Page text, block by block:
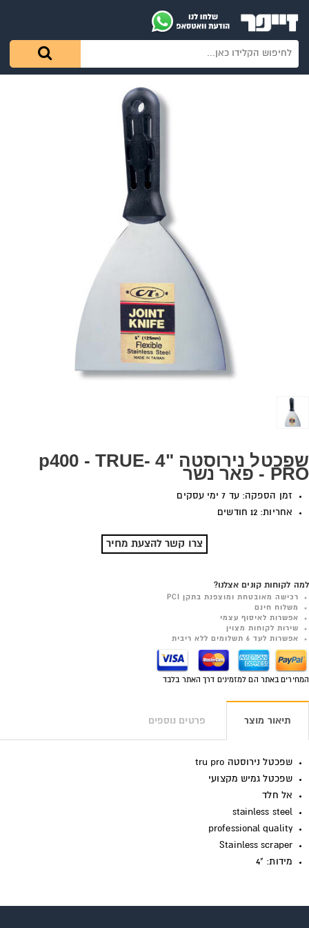
שפכטל נירוסטה "4 p400 - TRUE-
PRO - פאר נשר
זמן הספקה: עד 7 ימי עסקים
אחריות: 12 חודשים
צרו קשר להצעת מחיר
למה לקוחות קונים אצלנו?
רכישה מאובטחת ומוצפנת בתקן PCI
משלוח חינם
אפשרות לאיסוף עצמי
שירות לקוחות מצוין
אפשרות לעד 6 תשלומים ללא ריבית
המחירים באתר הם למזמינים דרך האתר בלבד
תיאור מוצר פרטים נוספים
שפכטל נירוסטה tru pro
שפכטל גמיש מקצועי
אל חלד
stainless steel
professional quality
Stainless scraper
מידות: "4